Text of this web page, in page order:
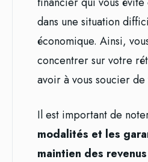
dans une situation
économique. Ainsi,
concentrer sur votre
avoir à vous soucier de
Il est important de
modalités et les
maintien des revenus